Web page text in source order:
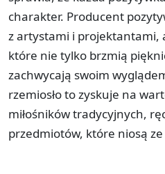
charakter. Producent
z artystami i projektantami,
które nie tylko brzmią
zachwycają swoim
rzemiosło to zyskuje na
miłośników tradycyjnych,
przedmiotów, które niosą